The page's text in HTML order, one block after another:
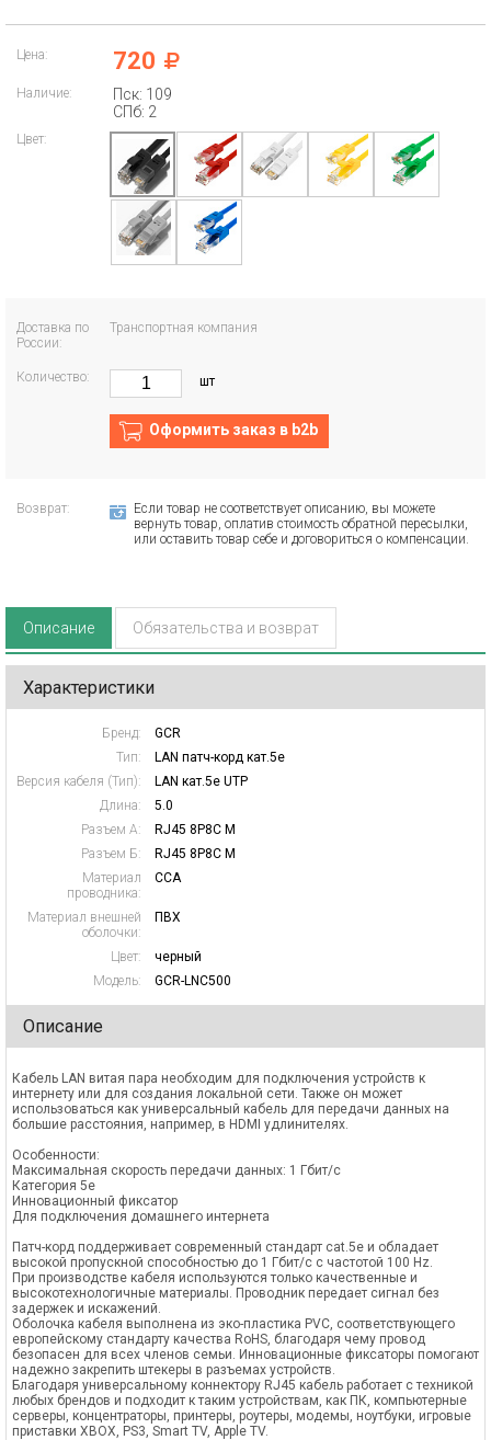
Цена: 720
Наличие:
Пск: 109
СПб: 2
Цвет:
Доставка по
России:
Транспортная компания
Количество: шт
Оформить заказ в b2b
Возврат:
Если товар не соответствует описанию, вы можете
вернуть товар, оплатив стоимость обратной пересылки,
или оставить товар себе и договориться о компенсации.
Описание Обязательства и возврат
Характеристики
Бренд:
GCR
Тип:
LAN патч-корд кат.5e
Версия кабеля (Тип):
LAN кат.5e UTP
Длина:
5.0
Разъем А:
RJ45 8P8C M
Разъем Б:
RJ45 8P8C M
Материал
проводника:
CCA
Материал внешней
оболочки:
ПВХ
Цвет:
черный
Модель:
GCR-LNC500
Описание
Кабель LAN витая пара необходим для подключения устройств к
интернету или для создания локальной сети. Также он может
использоваться как универсальный кабель для передачи данных на
большие расстояния, например, в HDMI удлинителях.
Особенности:
Максимальная скорость передачи данных: 1 Гбит/с
Категория 5е
Инновационный фиксатор
Для подключения домашнего интернета
Патч-корд поддерживает современный стандарт cat.5e и обладает
высокой пропускной способностью до 1 Гбит/с с частотой 100 Hz.
При производстве кабеля используются только качественные и
высокотехнологичные материалы. Проводник передает сигнал без
задержек и искажений.
Оболочка кабеля выполнена из эко-пластика PVC, соответствующего
европейскому стандарту качества RoHS, благодаря чему провод
безопасен для всех членов семьи. Инновационные фиксаторы помогают
надежно закрепить штекеры в разъемах устройств.
Благодаря универсальному коннектору RJ45 кабель работает с техникой
любых брендов и подходит к таким устройствам, как ПК, компьютерные
серверы, концентраторы, принтеры, роутеры, модемы, ноутбуки, игровые
приставки XBOX, PS3, Smart TV, Apple TV.